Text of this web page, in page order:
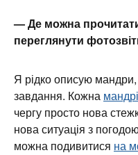
— Де можна
переглянути
Я рідко описую
завдання. Кожна
чергу просто нова
нова ситуація з
можна подивитися на